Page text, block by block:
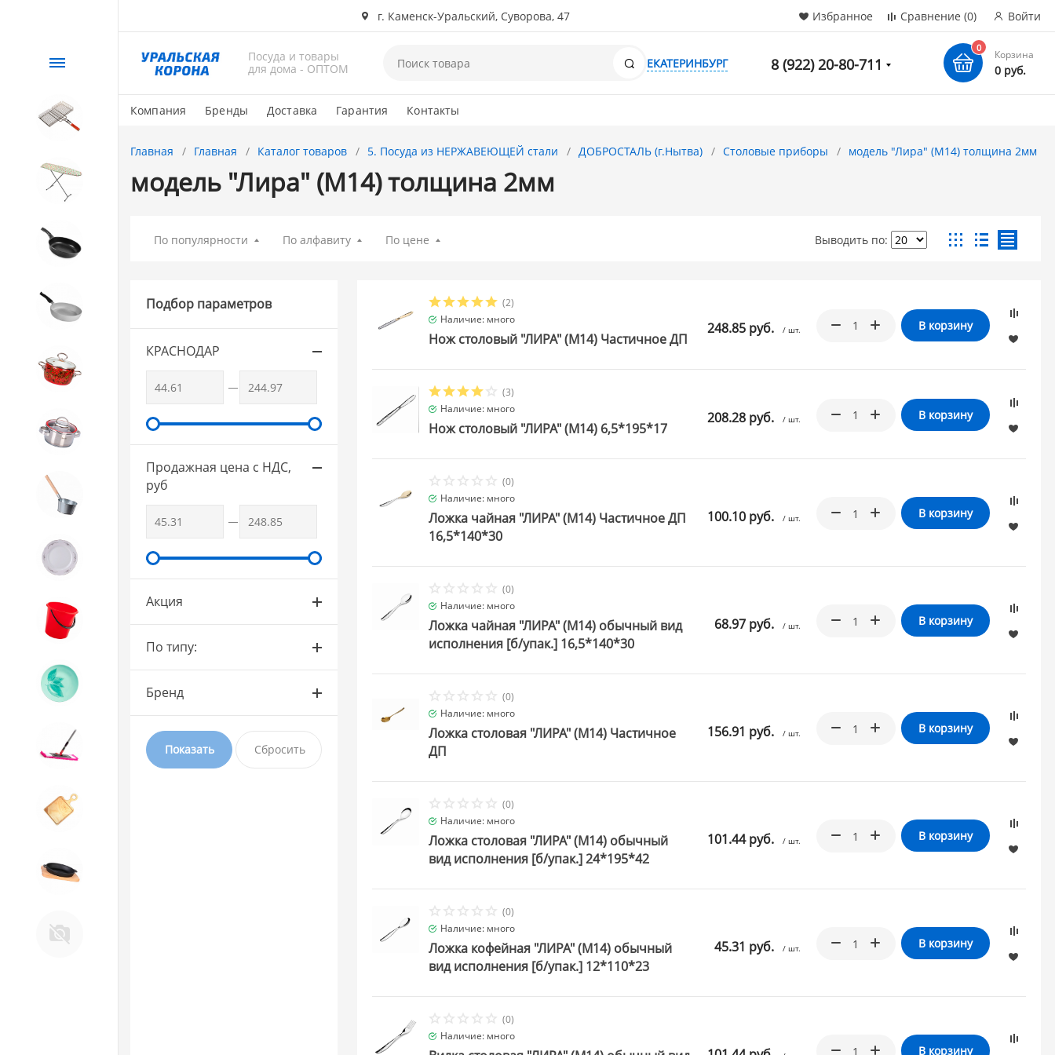
г. Каменск-Уральский, Суворова, 47 Избранное Сравнение (0) Войти
Посуда и товары
для дома - ОПТОМ
Поиск
ЕКАТЕРИНБУРГ 8 (922) 20-80-711
0
Корзина
0 руб.
Компания Бренды Доставка Гарантия Контакты
Каталог
СЕЗОННЫЙ товар
1. Завод Исток
2. Посуда с АНТИПРИГАРНЫМ
3. Посуда и хозтовары из
АЛЮМИНИЯ
4. ЭМАЛИРОВАННАЯ посуда и
5. Посуда из НЕРЖАВЕЮЩЕЙ
стали
6. Хозтовары из
ОЦИНКОВАННОЙ стали
7. Посуда из ФАРФОРА и
КЕРАМИКИ
10. Товары для ДОМА
Главная Главная Каталог товаров 5. Посуда из НЕРЖАВЕЮЩЕЙ стали ДОБРОСТАЛЬ (г.Нытва) Столовые приборы модель "Лира" (М14) толщина 2мм
модель "Лира" (М14) толщина 2мм
По популярности По алфавиту По цене Выводить по:
Подбор параметров
КРАСНОДАР
Продажная цена с НДС,
руб
Акция
По типу:
Бренд
(2)
Наличие: много
Нож столовый "ЛИРА" (М14) Частичное ДП
248.85 руб. / шт. В корзину
(3)
Наличие: много
Нож столовый "ЛИРА" (М14) 6,5*195*17
208.28 руб. / шт. В корзину
(0)
Наличие: много
Ложка чайная "ЛИРА" (М14) Частичное ДП
16,5*140*30
100.10 руб. / шт. В корзину
(0)
Наличие: много
Ложка чайная "ЛИРА" (М14) обычный вид
исполнения [б/упак.] 16,5*140*30
68.97 руб. / шт. В корзину
(0)
Наличие: много
Ложка столовая "ЛИРА" (М14) Частичное
ДП
156.91 руб. / шт. В корзину
(0)
Наличие: много
Ложка столовая "ЛИРА" (М14) обычный
вид исполнения [б/упак.] 24*195*42
101.44 руб. / шт. В корзину
(0)
Наличие: много
Ложка кофейная "ЛИРА" (М14) обычный
вид исполнения [б/упак.] 12*110*23
45.31 руб. / шт. В корзину
(0)
Наличие: много
В корзину